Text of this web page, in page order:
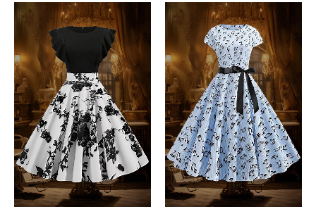
Plage
de
prix :
33,99€
à
43,99€
Plage
de
prix :
33,99€
à
43,99€